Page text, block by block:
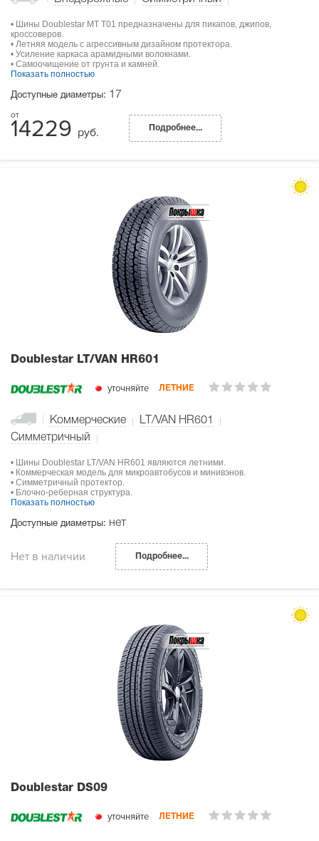
• Шины Doublestar MT T01 предназначены для пикапов, джипов,
кроссоверов.
• Летняя модель с агрессивным дизайном протектора.
• Усиление каркаса арамидными волокнами.
• Самоочищение от грунта и камней.
Показать полностью
Доступные диаметры: 17
14229 руб. Подробнее...
Doublestar LT/VAN HR601
уточняйте ЛЕТНИЕ
Коммерческие
LT/VAN HR601
Симметричный
• Шины Doublestar LT/VAN HR601 являются летними.
• Коммерческая модель для микроавтобусов и минивэнов.
• Симметричный протектор.
• Блочно-реберная структура.
Показать полностью
Доступные диаметры: нет
Нет в наличии Подробнее...
Doublestar DS09
уточняйте ЛЕТНИЕ